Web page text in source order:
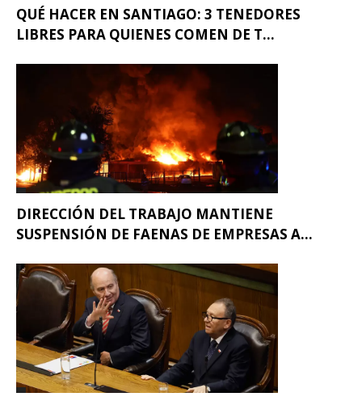
QUÉ HACER EN SANTIAGO: 3 TENEDORES
LIBRES PARA QUIENES COMEN DE T...
DIRECCIÓN DEL TRABAJO MANTIENE
SUSPENSIÓN DE FAENAS DE EMPRESAS A...